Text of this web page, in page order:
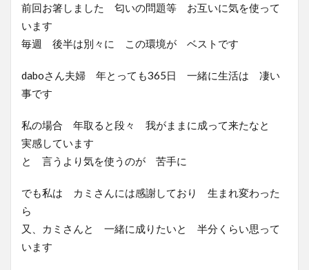
前回お箸しました 匂いの問題等 お互いに気を使って
います
毎週 後半は別々に この環境が ベストです
daboさん夫婦 年とっても365日 一緒に生活は 凄い
事です
私の場合 年取ると段々 我がままに成って来たなと
実感しています
と 言うより気を使うのが 苦手に
でも私は カミさんには感謝しており 生まれ変わった
ら
又、カミさんと 一緒に成りたいと 半分くらい思って
います